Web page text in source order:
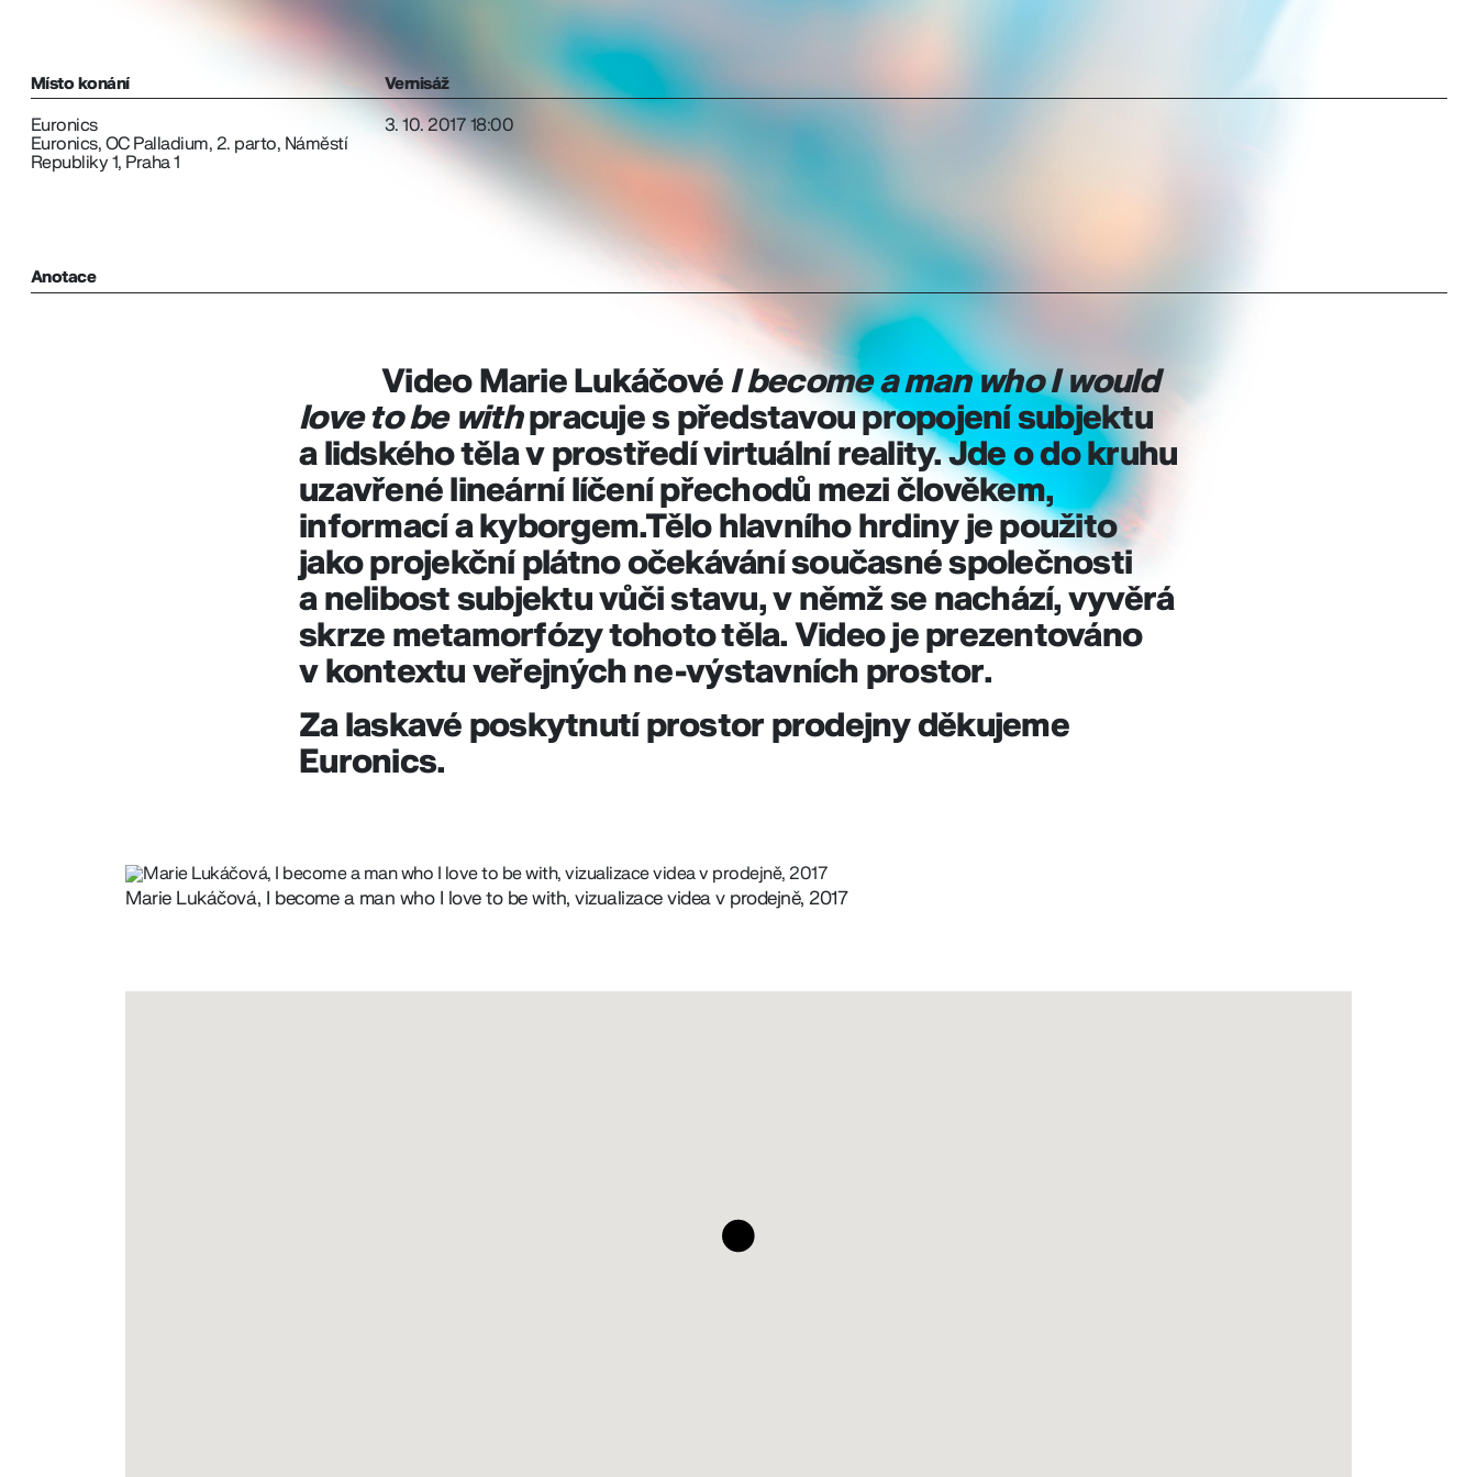
Místo konání
Euronics
Euronics, OC Palladium, 2. parto, Náměstí
Republiky 1, Praha 1
Vernisáž
3. 10. 2017 18:00
Anotace
Video Marie Lukáčové I become a man who I would
love to be withpracuje s představou propojení subjektu
a lidského těla v prostředí virtuální reality. Jde o do kruhu
uzavřené lineární líčení přechodů mezi člověkem,
informací a kyborgem.Tělo hlavního hrdiny je použito
jako projekční plátno očekávání současné společnosti
a nelibost subjektu vůči stavu, v němž se nachází, vyvěrá
skrze metamorfózy tohoto těla. Video je prezentováno
v kontextu veřejných ne-výstavních prostor.
Za laskavé poskytnutí prostor prodejny děkujeme
Euronics.
Marie Lukáčová, I become a man who I love to be with, vizualizace videa v prodejně, 2017